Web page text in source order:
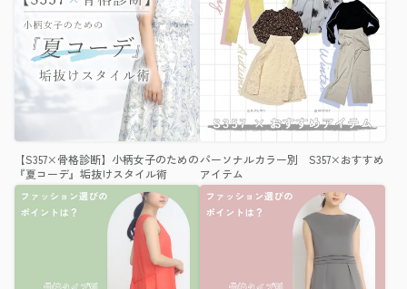
【S357×骨格診断】小柄女子のための
『夏コーデ』垢抜けスタイル術
パーソナルカラー別 S357×おすすめ
アイテム